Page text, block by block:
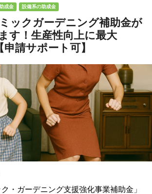
成金 設備系の助成金
ックガーデニング補助金が
す！生産性向上に最大
請サポート可】
ク・ガーデニング支援強化事業補助金」